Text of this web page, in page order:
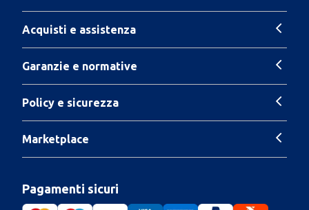
Acquisti e assistenza
Garanzie e normative
Policy e sicurezza
Marketplace
Pagamenti sicuri